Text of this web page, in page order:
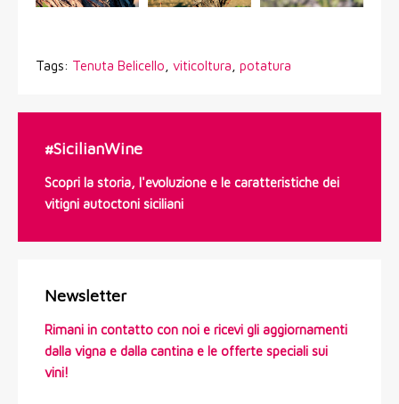
Tags: Tenuta Belicello viticoltura potatura
#SicilianWine
Scopri la storia, l'evoluzione e le caratteristiche dei
vitigni autoctoni siciliani
Newsletter
Rimani in contatto con noi e ricevi gli aggiornamenti
dalla vigna e dalla cantina e le offerte speciali sui
vini!